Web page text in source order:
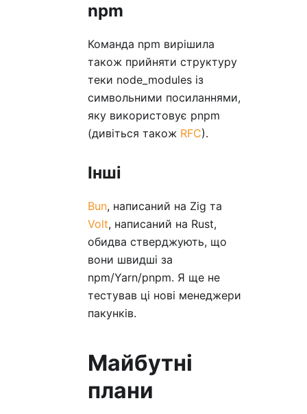
npm
Команда npm вирішила
також прийняти структуру
теки node_modules із
символьними посиланнями,
яку використовує pnpm
(дивіться також RFC).
Інші
Bun, написаний на Zig та
Volt, написаний на Rust,
обидва стверджують, що
вони швидші за
npm/Yarn/pnpm. Я ще не
тестував ці нові менеджери
пакунків.
Майбутні
плани